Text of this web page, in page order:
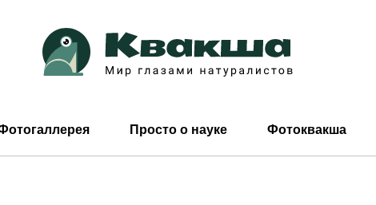
Просто о науке Фотоквакша